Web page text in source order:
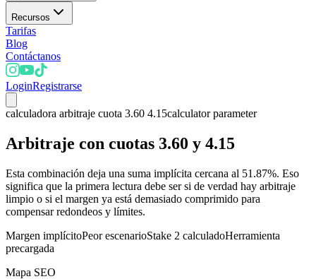
Recursos
Tarifas
Blog
Contáctanos
LoginRegistrarse
calculadora arbitraje cuota 3.60 4.15calculator parameter
Arbitraje con cuotas 3.60 y 4.15
Esta combinación deja una suma implícita cercana al 51.87%. Eso
significa que la primera lectura debe ser si de verdad hay arbitraje
limpio o si el margen ya está demasiado comprimido para
compensar redondeos y límites.
Margen implícitoPeor escenarioStake 2 calculadoHerramienta
precargada
Mapa SEO